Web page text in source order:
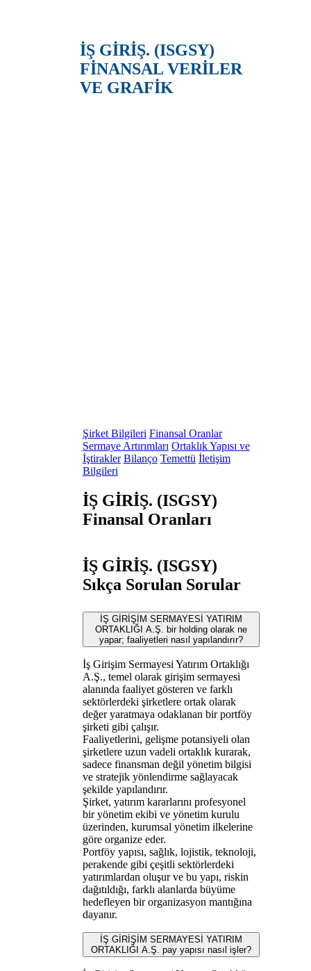
İŞ GİRİŞ. (ISGSY)
FİNANSAL VERİLER
VE GRAFİK
Şirket Bilgileri Finansal Oranlar
Sermaye Artırımları Ortaklık Yapısı ve
İştirakler Bilanço Temettü İletişim
Bilgileri
İŞ GİRİŞ. (ISGSY)
Finansal Oranları
İŞ GİRİŞ. (ISGSY)
Sıkça Sorulan Sorular
İŞ GİRİŞİM SERMAYESİ YATIRIM
ORTAKLIĞI A.Ş. bir holding olarak ne
yapar; faaliyetleri nasıl yapılandırır?
İş Girişim Sermayesi Yatırım Ortaklığı
A.Ş., temel olarak girişim sermayesi
alanında faaliyet gösteren ve farklı
sektörlerdeki şirketlere ortak olarak
değer yaratmaya odaklanan bir portföy
şirketi gibi çalışır.
Faaliyetlerini, gelişme potansiyeli olan
şirketlere uzun vadeli ortaklık kurarak,
sadece finansman değil yönetim bilgisi
ve stratejik yönlendirme sağlayacak
şekilde yapılandırır.
Şirket, yatırım kararlarını profesyonel
bir yönetim ekibi ve yönetim kurulu
üzerinden, kurumsal yönetim ilkelerine
göre organize eder.
Portföy yapısı, sağlık, lojistik, teknoloji,
perakende gibi çeşitli sektörlerdeki
yatırımlardan oluşur ve bu yapı, riskin
dağıtıldığı, farklı alanlarda büyüme
hedefleyen bir organizasyon mantığına
dayanır.
İŞ GİRİŞİM SERMAYESİ YATIRIM
ORTAKLIĞI A.Ş. pay yapısı nasıl işler?